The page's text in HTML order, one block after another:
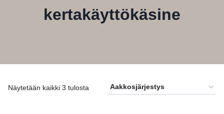
kertakäyttökäsine
Näytetään kaikki 3 tulosta